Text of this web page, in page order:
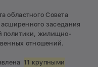
областного Совета
заседания
политики, жилищно-
отношений.
11 крупными